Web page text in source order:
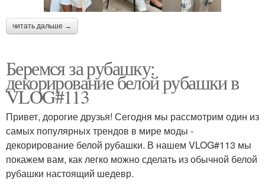
читать дальше →
Беремся за рубашку:
декорирование белой рубашки в
VLOG#113
Привет, дорогие друзья! Сегодня мы рассмотрим один из
самых популярных трендов в мире моды -
декорирование белой рубашки. В нашем VLOG#113 мы
покажем вам, как легко можно сделать из обычной белой
рубашки настоящий шедевр.